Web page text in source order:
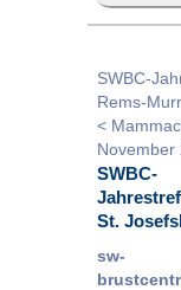
SWBC-
Rems-
<
November
SWBC-
St.
sw-